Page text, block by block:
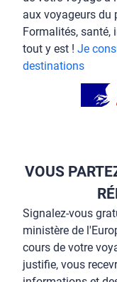
aux voyageurs du
Formalités, santé,
tout y est ! Je
destinations
VOUS
Signalez-vous
ministère de
cours de votre
justifie, vous